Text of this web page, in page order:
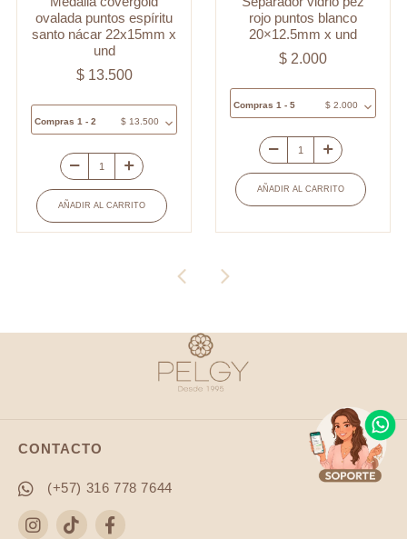
ovalada puntos espíritu
santo nácar 22x15mm x
und
$13.500
Compras 1 - 2 $13.500
Medalla
covergold
ovalada
22x15mm
AÑADIR AL CARRITO
rojo puntos blanco
20×12.5mm x und
$ 2.000
Compras 1 - 5 $2.000
Separador
vidrio
pez
rojo
AÑADIR AL CARRITO
CONTACTO
(+57) 316 778 7644